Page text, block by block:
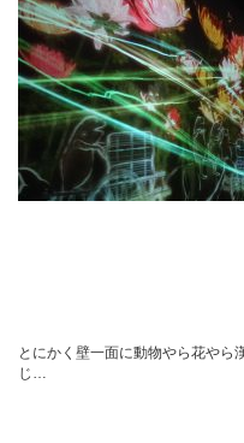
とにかく壁一面に動物やら花やら
じ…